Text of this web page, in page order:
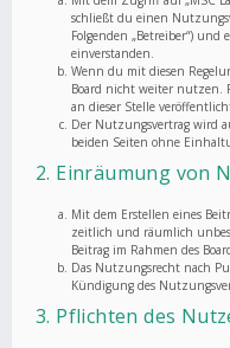
schließt du einen
Folgenden „Betreiber“)
einverstanden.
Wenn du mit diesen
Board nicht weiter nutzen.
an dieser Stelle
Der Nutzungsvertrag wird
beiden Seiten ohne
2. Einräumung von
Mit dem Erstellen eines
zeitlich und räumlich
Beitrag im Rahmen des
Das Nutzungsrecht nach
Kündigung des
3. Pflichten des